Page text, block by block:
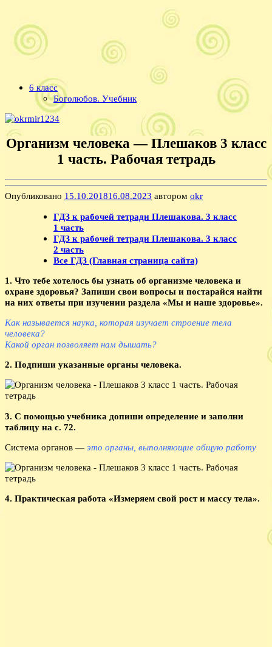
6 класс
Боголюбов. Учебник
Организм человека — Плешаков 3 класс
1 часть. Рабочая тетрадь
Опубликовано 15.10.201816.08.2023 автором okr
ГДЗ к рабочей тетради Плешакова. 3 класс
1 часть
ГДЗ к рабочей тетради Плешакова. 3 класс
2 часть
Все ГДЗ (Главная страница сайта)
1. Что тебе хотелось бы узнать об организме человека и
охране здоровья? Запиши свои вопросы и постарайся найти
на них ответы при изучении раздела «Мы и наше здоровье».
Как называется наука, которая изучает строение тела
человека?
Какой орган позволяет нам дышать?
2. Подпиши указанные органы человека.
3. С помощью учебника допиши определение и заполни
таблицу на с. 72.
Система органов — это органы, выполняющие общую работу
4. Практическая работа «Измеряем свой рост и массу тела».